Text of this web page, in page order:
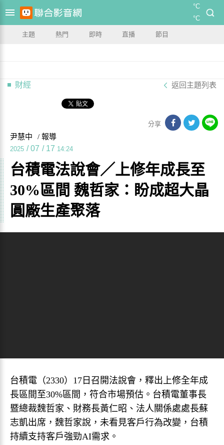
°C
°C
主題 熱門 即時 直播 節目
財經 返回主題列表
分享
尹慧中 / 報導
2025 / 07 / 17 14:24
台積電法說會／上修年成長至
30%區間 魏哲家：盼成超大晶
圓廠生產聚落
台積電（2330）17日召開法說會，釋出上修全年成
長區間至30%區間，符合市場預估。台積電董事長
暨總裁魏哲家、財務長黃仁昭、法人關係處處長蘇
志凱出席，魏哲家說，未看見客戶行為改變，台積
持續支持客戶強勁AI需求。